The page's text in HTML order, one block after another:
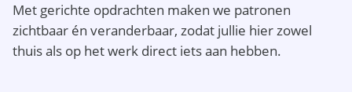
Met gerichte opdrachten maken we patronen
zichtbaar én veranderbaar, zodat jullie hier zowel
thuis als op het werk direct iets aan hebben.